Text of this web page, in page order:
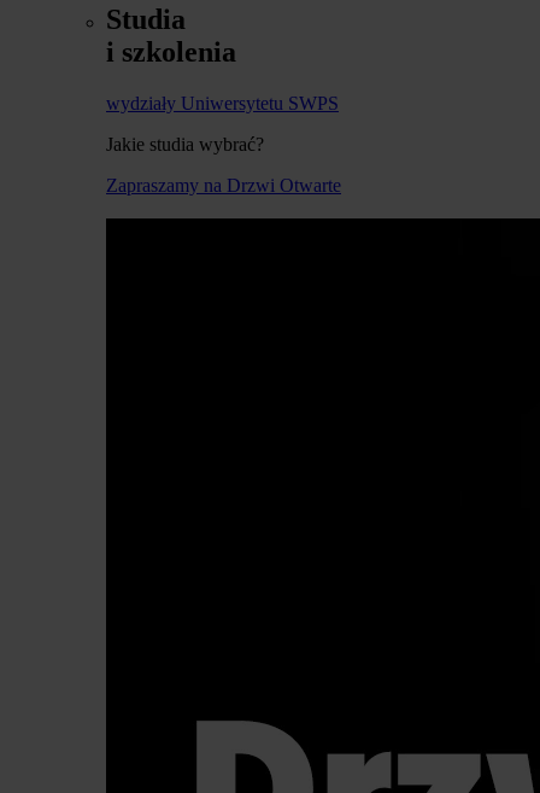
Studia
i szkolenia
wydziały Uniwersytetu SWPS
Jakie studia wybrać?
Zapraszamy na Drzwi Otwarte